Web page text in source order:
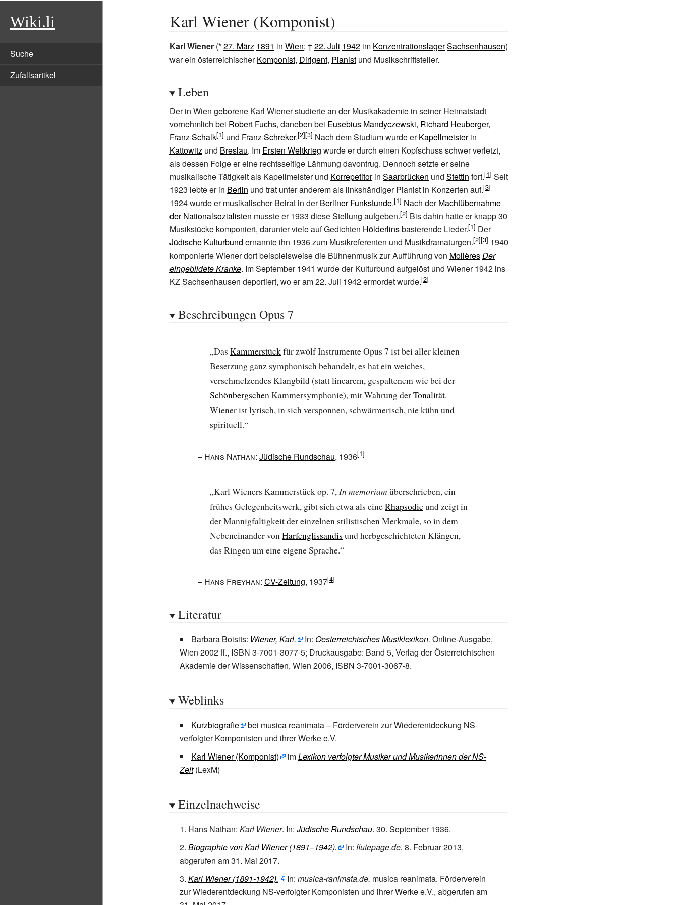
Wiki.li
Suche
Zufallsartikel
Karl Wiener (Komponist)
Karl Wiener (*27. März 1891 in Wien; †22. Juli 1942 im KonzentrationslagerSachsenhausen)
war ein österreichischerKomponist, Dirigent, Pianist und Musikschriftsteller.
Leben
Der in Wien geborene Karl Wiener studierte an der Musikakademie in seiner Heimatstadt
vornehmlich bei Robert Fuchs, daneben bei Eusebius Mandyczewski, Richard Heuberger,
Franz Schalk
und Franz Schreker. Nach dem Studium wurde erKapellmeisterin
Kattowitz und Breslau. Im Ersten Weltkrieg wurde er durch einen Kopfschuss schwer verletzt,
als dessen Folge er eine rechtsseitige Lähmung davontrug. Dennoch setzte er seine
musikalische Tätigkeit als Kapellmeister und Korrepetitorin Saarbrücken und Stettin fort.
Seit
1923 lebte er in Berlin und trat unter anderem als linkshändiger Pianist in Konzerten auf.
1924 wurde er musikalischer Beirat in derBerliner Funkstunde. Nach derMachtübernahme
der Nationalsozialisten musste er 1933 diese Stellung aufgeben.
Bis dahin hatte er knapp 30
Musikstücke komponiert, darunter viele auf Gedichten Hölderlinsbasierende Lieder.
Der
Jüdische Kulturbund ernannte ihn 1936 zum Musikreferenten und Musikdramaturgen.
1940
komponierte Wiener dort beispielsweise die Bühnenmusik zur Aufführung von MolièresDer
eingebildete Kranke. Im September 1941 wurde der Kulturbund aufgelöst und Wiener 1942 ins
KZ Sachsenhausen deportiert, wo er am 22. Juli 1942 ermordet wurde.
Beschreibungen Opus 7
„Das Kammerstückfür zwölf Instrumente Opus 7 ist bei aller kleinen
Besetzung ganz symphonisch behandelt, es hat ein weiches,
verschmelzendes Klangbild (statt linearem, gespaltenem wie bei der
SchönbergschenKammersymphonie), mit Wahrung derTonalität.
Wiener ist lyrisch, in sich versponnen, schwärmerisch, nie kühn und
spirituell.“
– Hans Nathan: Jüdische Rundschau, 1936
„Karl Wieners Kammerstück op. 7,In memoriam überschrieben, ein
frühes Gelegenheitswerk, gibt sich etwa als eineRhapsodieund zeigt in
der Mannigfaltigkeit der einzelnen stilistischen Merkmale, so in dem
Nebeneinander vonHarfenglissandis und herbgeschichteten Klängen,
das Ringen um eine eigene Sprache.“
– Hans Freyhan: CV-Zeitung, 1937
Literatur
Barbara Boisits: Wiener, Karl. In: Oesterreichisches Musiklexikon. Online-Ausgabe,
Wien 2002 ff., ISBN 3-7001-3077-5; Druckausgabe: Band 5, Verlag der Österreichischen
Akademie der Wissenschaften, Wien 2006, ISBN 3-7001-3067-8.
Weblinks
Kurzbiografie
bei musica reanimata – Förderverein zur Wiederentdeckung NS-
verfolgter Komponisten und ihrer Werke e.V.
Karl Wiener (Komponist)
imLexikon verfolgter Musiker und Musikerinnen der NS-
Zeit(LexM)
Einzelnachweise
Hans Nathan: Karl Wiener. In: Jüdische Rundschau. 30. September 1936.
Biographie von Karl Wiener (1891–1942).
In: flutepage.de. 8. Februar 2013,
abgerufen am 31. Mai 2017.
Karl Wiener (1891-1942).
In: musica-ranimata.de. musica reanimata. Förderverein
zur Wiederentdeckung NS-verfolgter Komponisten und ihrer Werke e.V., abgerufen am